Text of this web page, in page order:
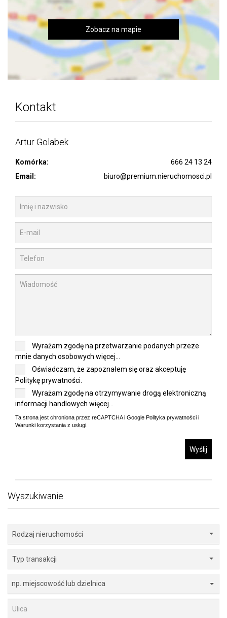
Zobacz na mapie
Kontakt
Artur Golabek
Komórka:
666 24 13 24
Email:
biuro@premium.nieruchomosci.pl
Wyrażam zgodę na przetwarzanie podanych przeze
mnie danych osobowych więcej...
Oświadczam, że zapoznałem się oraz akceptuję
Politykę prywatności
Wyrażam zgodę na otrzymywanie drogą elektroniczną
informacji handlowych więcej...
Ta strona jest chroniona przez reCAPTCHA i Google Polityka prywatności i
Warunki korzystania z usługi
Wyślij
Wyszukiwanie
Rodzaj nieruchomości
Typ transakcji
np. miejscowość lub dzielnica